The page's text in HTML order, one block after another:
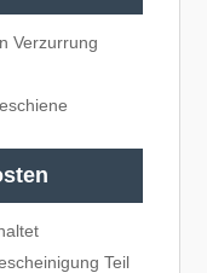
Verzurrung
Teil